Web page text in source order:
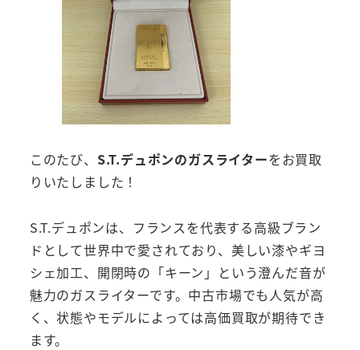
このたび、 S.T.デュポンのガスライターをお買取
りいたしました！
S.T.デュポンは、フランスを代表する高級ブラン
ドとして世界中で愛されており、美しい漆やギヨ
シェ加工、開閉時の「キーン」という澄んだ音が
魅力のガスライターです。中古市場でも人気が高
く、状態やモデルによっては高価買取が期待でき
ます。